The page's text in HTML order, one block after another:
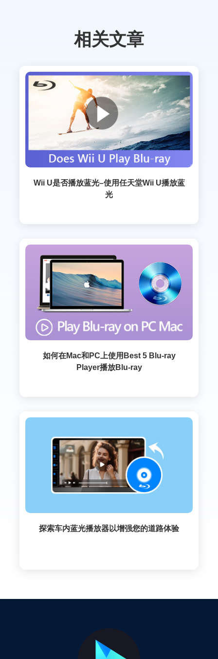
相关文章
Wii U是否播放蓝光–使用任天堂Wii U播放蓝
光
如何在Mac和PC上使用Best 5 Blu-ray
Player播放Blu-ray
探索车内蓝光播放器以增强您的道路体验